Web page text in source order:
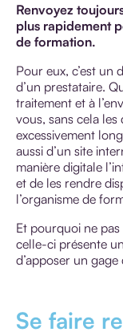
Renvoyez
plus rapidement
de formation.
Pour eux, c’est un
d’un prestataire.
traitement et à
vous, sans cela
excessivement
aussi d’un site
manière digitale
et de les rendre
l’organisme de
Et pourquoi ne
celle-ci présente
d’apposer un
Se faire